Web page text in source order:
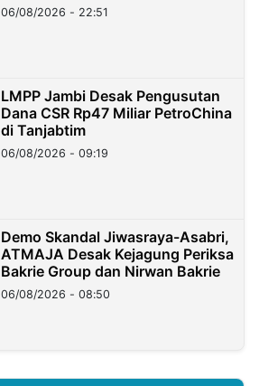
06/08/2026 - 22:51
LMPP Jambi Desak Pengusutan
Dana CSR Rp47 Miliar PetroChina
di Tanjabtim
06/08/2026 - 09:19
Demo Skandal Jiwasraya-Asabri,
ATMAJA Desak Kejagung Periksa
Bakrie Group dan Nirwan Bakrie
06/08/2026 - 08:50